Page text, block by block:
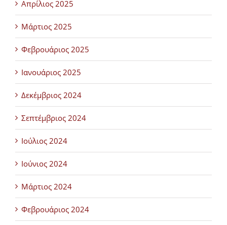
Απρίλιος 2025
Μάρτιος 2025
Φεβρουάριος 2025
Ιανουάριος 2025
Δεκέμβριος 2024
Σεπτέμβριος 2024
Ιούλιος 2024
Ιούνιος 2024
Μάρτιος 2024
Φεβρουάριος 2024